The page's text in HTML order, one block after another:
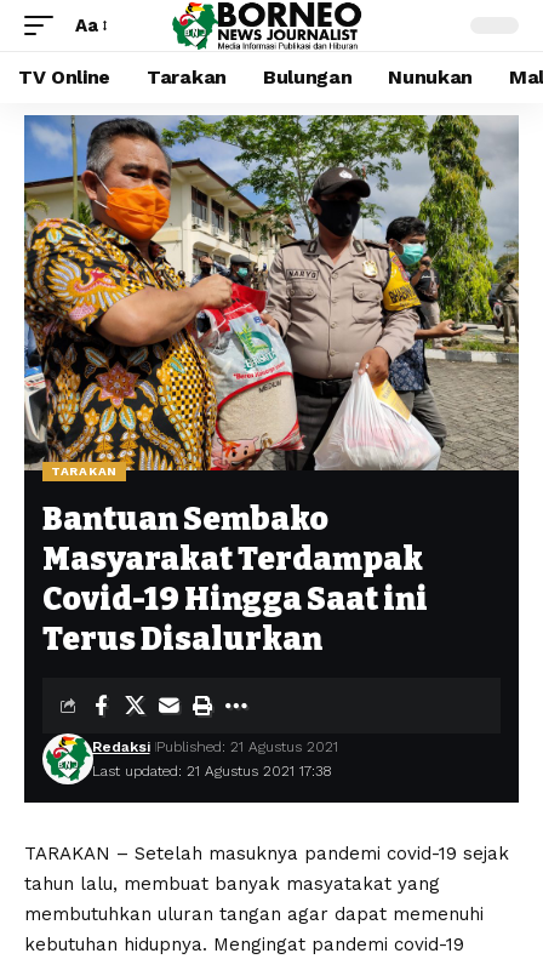
Aa
TV Online Tarakan Bulungan Nunukan
TARAKAN
Bantuan Sembako
Masyarakat Terdampak
Covid-19 Hingga Saat ini
Terus Disalurkan
Last updated: 21 Agustus 2021 17:38
Redaksi Published: 21 Agustus 2021
TARAKAN – Setelah masuknya pandemi covid-19 sejak
tahun lalu, membuat banyak masyatakat yang
membutuhkan uluran tangan agar dapat memenuhi
kebutuhan hidupnya. Mengingat pandemi covid-19